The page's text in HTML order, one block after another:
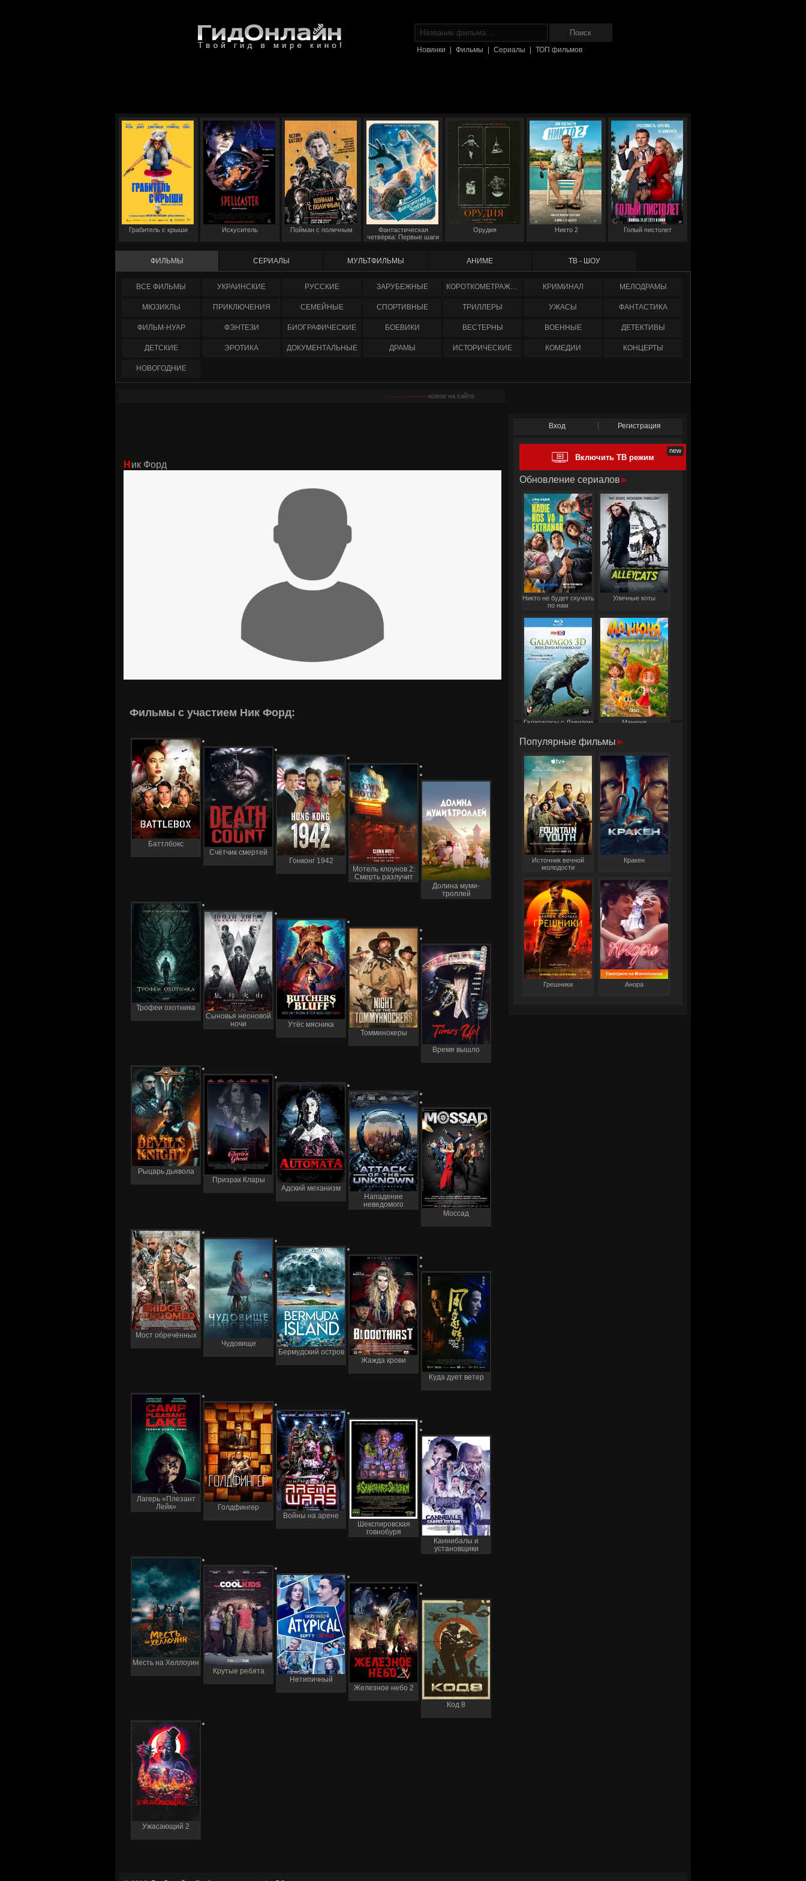
Новинки Фильмы Сериалы ТОП фильмов
Грабитель с крыши Искуситель Пойман с поличным
Фантастическая
четвёрка: Первые шаги
Орудия Никто 2 Голый пистолет
ФИЛЬМЫ СЕРИАЛЫ МУЛЬТФИЛЬМЫ АНИМЕ ТВ - ШОУ
ФИЛЬМЫ УКРАИНCКИЕ РУССКИЕ ЗАРУБЕЖНЫЕ КОРОТКОМЕТРАЖНЫЕ КРИМИНАЛ МЕЛОДРАМЫ
МЮЗИКЛЫ ПРИКЛЮЧЕНИЯ СЕМЕЙНЫЕ СПОРТИВНЫЕ ТРИЛЛЕРЫ УЖАСЫ ФАНТАСТИКА
ФИЛЬМ-НУАР ФЭНТЕЗИ БИОГРАФИЧЕСКИЕ БОЕВИКИ ВЕСТЕРНЫ ВОЕННЫЕ ДЕТЕКТИВЫ
ДЕТСКИЕ ЭРОТИКА ДОКУМЕНТАЛЬНЫЕ ДРАМЫ ИСТОРИЧЕСКИЕ КОМЕДИИ КОНЦЕРТЫ
НОВОГОДНИЕ
новое на сайте
Ник Форд
Фильмы с участием Ник Форд:
Баттлбокс
Счётчик смертей
Гонконг 1942
Мотель клоунов 2:
Смерть разлучит
нас
Долина муми-
троллей
Трофеи охотника
Сыновья неоновой
ночи
Утёс мясника
Томминокеры
Время вышло
Рыцарь дьявола
Призрак Клары
Адский механизм
Нападение
неведомого
Моссад
Мост обречённых
Чудовище
Бермудский остров
Жажда крови
Куда дует ветер
Лагерь «Плезант
Лейк»
Голдфингер
Войны на арене
Шекспировская
говнобуря
Каннибалы и
установщики
напольных
Месть на Хеллоуин
Крутые ребята
Нетипичный
Железное небо 2
Код 8
Ужасающий 2
Вход Регистрация
Включить ТВ режим
Обновление сериалов
Никто не будет скучать
по нам
Уличные коты
Галапагосы с Дэвидом
Манюня
Популярные фильмы
Источник вечной
молодости
Кракен
Грешники Анора